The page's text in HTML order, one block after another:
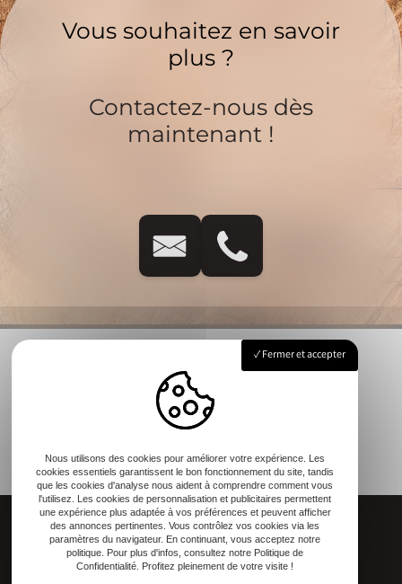
Vous souhaitez en savoir
plus ?
Contactez-nous dès
maintenant !
Fermer et accepter
Nous utilisons des cookies pour améliorer votre expérience. Les
cookies essentiels garantissent le bon fonctionnement du site, tandis
que les cookies d'analyse nous aident à comprendre comment vous
l'utilisez. Les cookies de personnalisation et publicitaires permettent
une expérience plus adaptée à vos préférences et peuvent afficher
des annonces pertinentes. Vous contrôlez vos cookies via les
paramètres du navigateur. En continuant, vous acceptez notre
politique. Pour plus d'infos, consultez notre Politique de
Confidentialité. Profitez pleinement de votre visite !